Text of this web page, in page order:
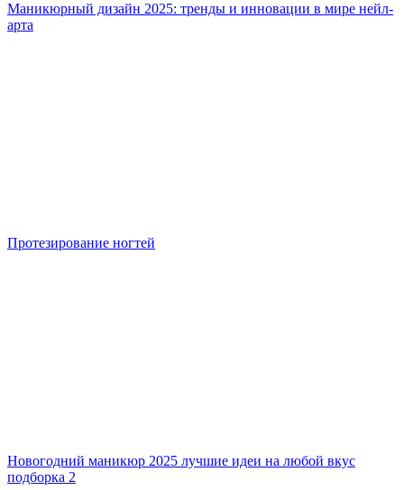
Маникюрный дизайн 2025: тренды и инновации в мире нейл-
арта
Протезирование ногтей
Новогодний маникюр 2025 лучшие идеи на любой вкус
подборка 2